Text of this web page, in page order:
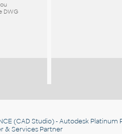
DWG
(CAD Studio) - Autodesk Platinum
& Services Partner